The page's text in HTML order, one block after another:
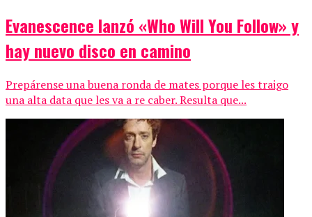
Evanescence lanzó «Who Will You Follow» y
hay nuevo disco en camino
Prepárense una buena ronda de mates porque les traigo
una alta data que les va a re caber. Resulta que...